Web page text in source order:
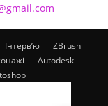
Інтерв’ю
ZBrush
Autodesk